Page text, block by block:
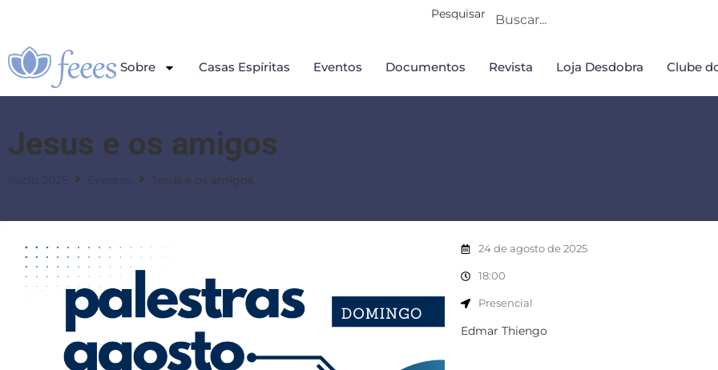
Pesquisar
Sobre Casas Espíritas Eventos Documentos Revista Loja Desdobra Clube
Jesus e os amigos
Jesus e os amigos
24 de agosto de 2025
18:00
Presencial
Edmar Thiengo